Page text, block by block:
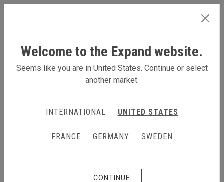
Welcome to the Expand website.
Seems like you are in United States. Continue or select
another market.
INTERNATIONAL UNITED STATES
FRANCE GERMANY SWEDEN
CONTINUE